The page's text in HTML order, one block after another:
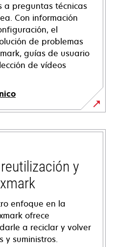
a preguntas técnicas
Con información
el
de problemas
guías de usuario
de vídeos
y
enfoque en la
ofrece
a reciclar y volver
y suministros.